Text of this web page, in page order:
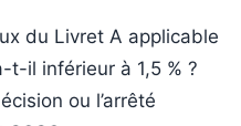
du Livret A applicable
t-il inférieur à 1,5 % ?
ou l’arrêté